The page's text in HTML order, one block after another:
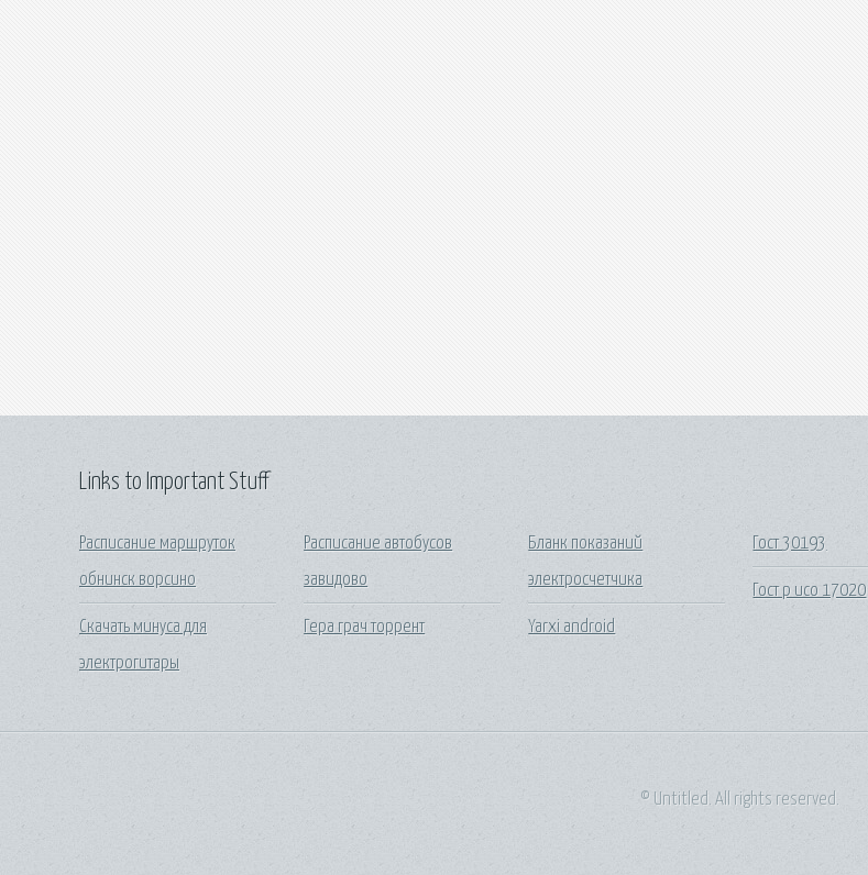
Links to Important Stuff
Расписание маршруток
обнинск ворсино
Скачать минуса для
электрогитары
Расписание автобусов
завидово
Гера грач торрент
Бланк показаний
электросчетчика
Yarxi android
Гост 30193
Гост р исо 17020
© Untitled. All rights reserved.